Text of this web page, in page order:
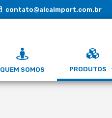
contato@alcaimport.com.br
QUEM SOMOS PRODUTOS